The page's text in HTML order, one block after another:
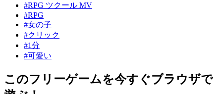
#RPG ツクール MV
#RPG
#女の子
#クリック
#1分
#可愛い
このフリーゲームを今すぐブラウザで